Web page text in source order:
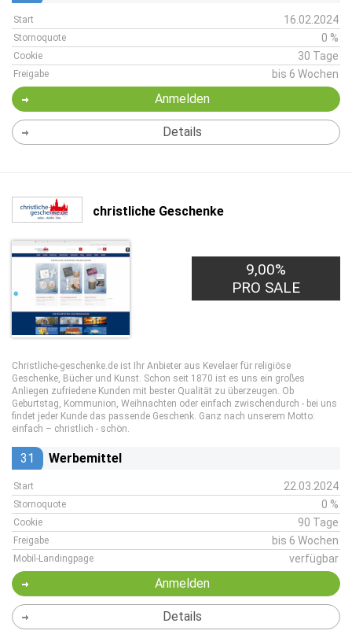
Start 16.02.2024
Stornoquote 0 %
Cookie 30 Tage
Freigabe bis 6 Wochen
Anmelden
Details
christliche Geschenke
9,00%
PRO SALE
Christliche-geschenke.de ist Ihr Anbieter aus Kevelaer für religiöse
Geschenke, Bücher und Kunst. Schon seit 1870 ist es uns ein großes
Anliegen zufriedene Kunden mit bester Qualität zu überzeugen. Ob
Geburtstag, Kommunion, Weihnachten oder einfach zwischendurch - bei uns
findet jeder Kunde das passende Geschenk. Ganz nach unserem Motto:
einfach – christlich - schön.
31 Werbemittel
Start 22.03.2024
Stornoquote 0 %
Cookie 90 Tage
Freigabe bis 6 Wochen
Mobil-Landingpage verfügbar
Anmelden
Details